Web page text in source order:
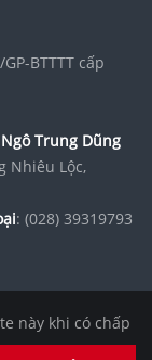
BTTTT cấp
Ngô Trung Dũng
Nhiêu Lộc,
: (028) 39319793
này khi có chấp